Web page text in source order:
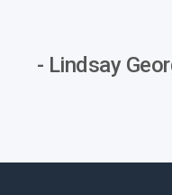
- Lindsay